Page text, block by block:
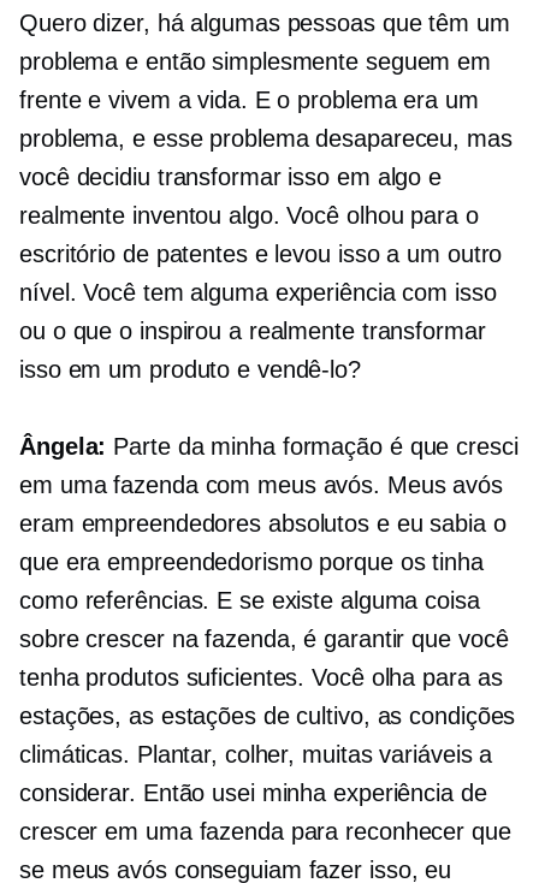
Quero dizer, há algumas pessoas que têm um
problema e então simplesmente seguem em
frente e vivem a vida. E o problema era um
problema, e esse problema desapareceu, mas
você decidiu transformar isso em algo e
realmente inventou algo. Você olhou para o
escritório de patentes e levou isso a um outro
nível. Você tem alguma experiência com isso
ou o que o inspirou a realmente transformar
isso em um produto e vendê-lo?
Ângela: Parte da minha formação é que cresci
em uma fazenda com meus avós. Meus avós
eram empreendedores absolutos e eu sabia o
que era empreendedorismo porque os tinha
como referências. E se existe alguma coisa
sobre crescer na fazenda, é garantir que você
tenha produtos suficientes. Você olha para as
estações, as estações de cultivo, as condições
climáticas. Plantar, colher, muitas variáveis ​​a
considerar. Então usei minha experiência de
crescer em uma fazenda para reconhecer que
se meus avós conseguiam fazer isso, eu